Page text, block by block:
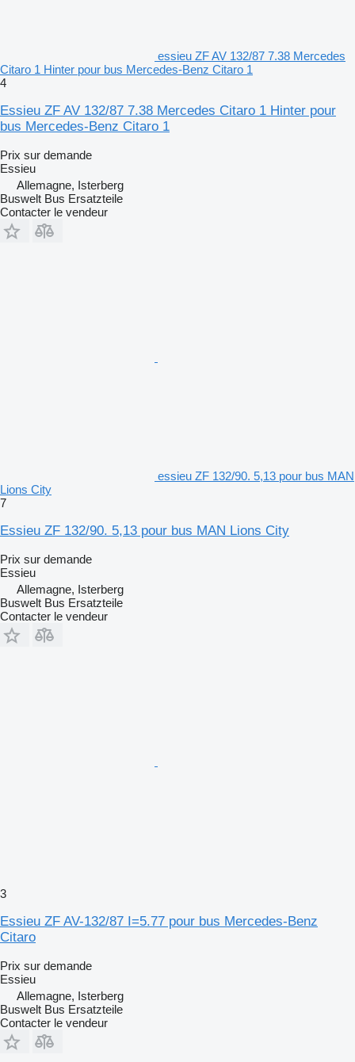
essieu ZF AV 132/87 7.38 Mercedes
Citaro 1 Hinter pour bus Mercedes-Benz Citaro 1
4
Essieu ZF AV 132/87 7.38 Mercedes Citaro 1 Hinter pour
bus Mercedes-Benz Citaro 1
Prix sur demande
Essieu
Allemagne, Isterberg
Buswelt Bus Ersatzteile
Contacter le vendeur
essieu ZF 132/90. 5,13 pour bus MAN
Lions City
7
Essieu ZF 132/90. 5,13 pour bus MAN Lions City
Prix sur demande
Essieu
Allemagne, Isterberg
Buswelt Bus Ersatzteile
Contacter le vendeur
3
Essieu ZF AV-132/87 I=5.77 pour bus Mercedes-Benz
Citaro
Prix sur demande
Essieu
Allemagne, Isterberg
Buswelt Bus Ersatzteile
Contacter le vendeur